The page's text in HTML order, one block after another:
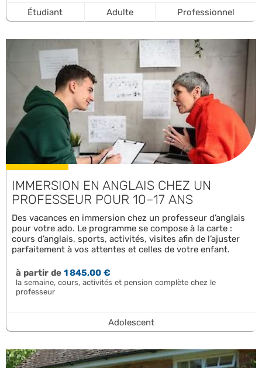
Étudiant Adulte Professionnel
IMMERSION EN ANGLAIS CHEZ UN
PROFESSEUR POUR 10–17 ANS
Des vacances en immersion chez un professeur d’anglais
pour votre ado. Le programme se compose à la carte :
cours d’anglais, sports, activités, visites afin de l’ajuster
parfaitement à vos attentes et celles de votre enfant.
à partir de1 845,00 €
la semaine, cours, activités et pension complète chez le
professeur
Adolescent